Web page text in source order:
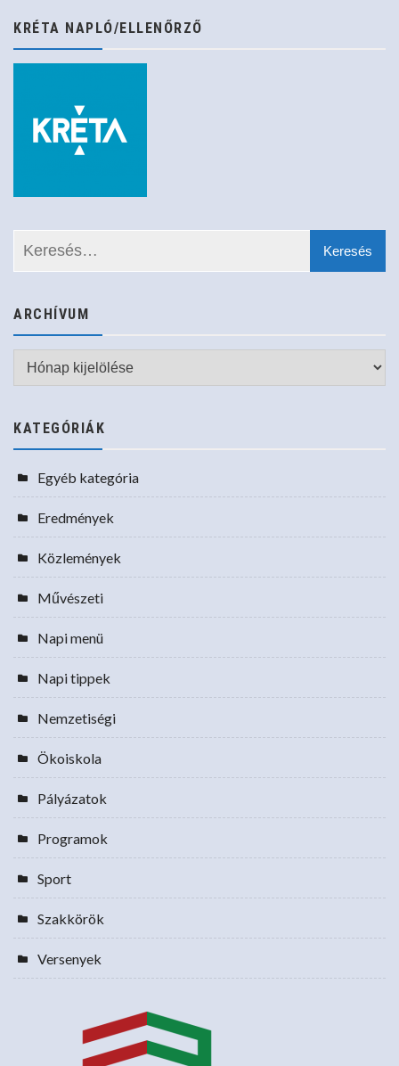
KRÉTA NAPLÓ/ELLENŐRZŐ
ARCHÍVUM
Archívum
KATEGÓRIÁK
Egyéb kategória
Eredmények
Közlemények
Művészeti
Napi menü
Napi tippek
Nemzetiségi
Ökoiskola
Pályázatok
Programok
Sport
Szakkörök
Versenyek